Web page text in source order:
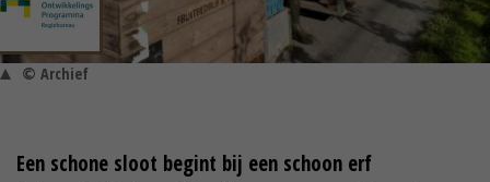
© Archief
Een schone sloot begint bij een schoon erf